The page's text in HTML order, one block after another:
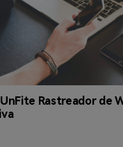
Rastreador de